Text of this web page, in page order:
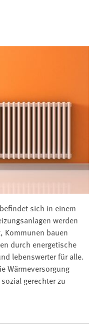
sich in einem
werden
Kommunen bauen
durch energetische
lebenswerter für alle.
Wärmeversorgung
gerechter zu